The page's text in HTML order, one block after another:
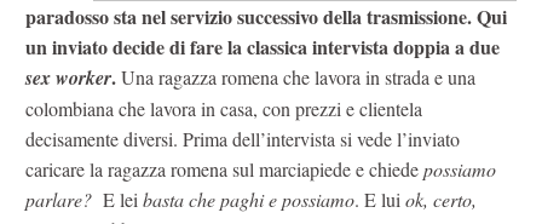
paradosso sta nel servizio successivo della trasmissione. Qui
un inviato decide di fare la classica intervista doppia a due
sex worker.Una ragazza romena che lavora in strada e una
colombiana che lavora in casa, con prezzi e clientela
decisamente diversi. Prima dell’intervista si vede l’inviato
caricare la ragazza romena sul marciapiede e chiedepossiamo
parlare? E lei basta che paghi e possiamo. E lui ok, certo,